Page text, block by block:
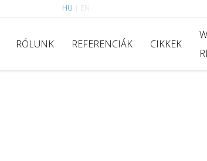
HU EN
RÓLUNK REFERENCIÁK CIKKEK